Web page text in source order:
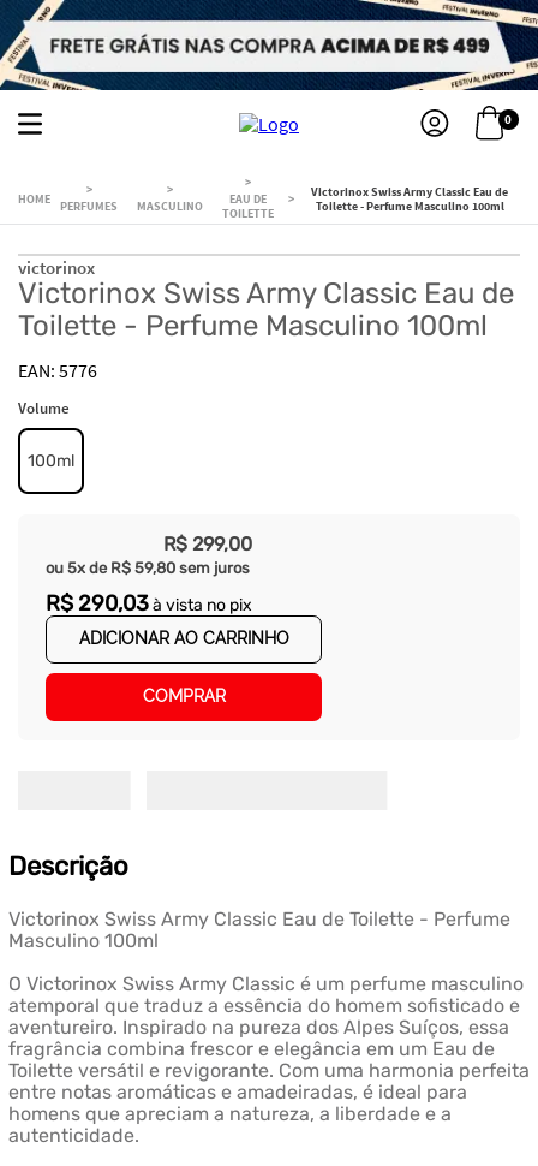
0
PERFUMES MASCULINO
EAU DE
TOILETTE
Victorinox Swiss Army Classic Eau de
Toilette - Perfume Masculino 100ml
victorinox
Victorinox Swiss Army Classic Eau de
Toilette - Perfume Masculino 100ml
5776
Volume
100ml
R$ 299,00
ou 5x de R$ 59,80 sem juros
R$ 290,03à vista no pix
ADICIONAR AO CARRINHO
COMPRAR
Descrição
Victorinox Swiss Army Classic Eau de Toilette - Perfume
Masculino 100ml
O Victorinox Swiss Army Classic é um perfume masculino
atemporal que traduz a essência do homem sofisticado e
aventureiro. Inspirado na pureza dos Alpes Suíços, essa
fragrância combina frescor e elegância em um Eau de
Toilette versátil e revigorante. Com uma harmonia perfeita
entre notas aromáticas e amadeiradas, é ideal para
homens que apreciam a natureza, a liberdade e a
autenticidade.